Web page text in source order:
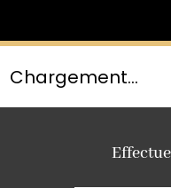
Chargement...